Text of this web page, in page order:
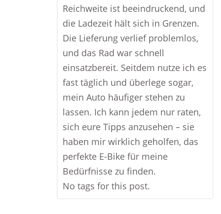
Reichweite ist beeindruckend, und
die Ladezeit hält sich in Grenzen.
Die Lieferung verlief problemlos,
und das Rad war schnell
einsatzbereit. Seitdem nutze ich es
fast täglich und überlege sogar,
mein Auto häufiger stehen zu
lassen. Ich kann jedem nur raten,
sich eure Tipps anzusehen – sie
haben mir wirklich geholfen, das
perfekte E-Bike für meine
Bedürfnisse zu finden.
No tags for this post.